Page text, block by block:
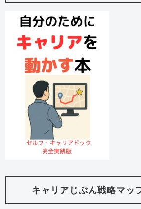
キャリアじぶん戦略マッ